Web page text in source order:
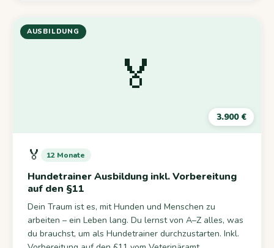
🏅
AUSBILDUNG
3.900 €
🏅 12 Monate
Hundetrainer Ausbildung inkl. Vorbereitung
auf den §11
Dein Traum ist es, mit Hunden und Menschen zu
arbeiten – ein Leben lang. Du lernst von A–Z alles, was
du brauchst, um als Hundetrainer durchzustarten. Inkl.